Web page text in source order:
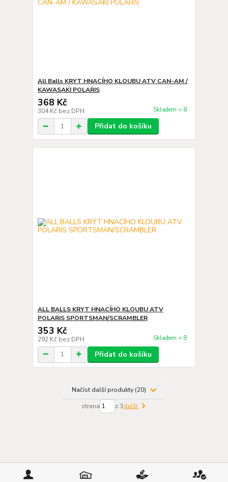
All Balls KRYT HNACÍHO KLOUBU ATV CAN-AM /
KAWASAKI POLARIS
368 Kč
304 Kč bez DPH Skladem > 8
Přidat do košíku
ALL BALLS KRYT HNACÍHO KLOUBU ATV
POLARIS SPORTSMAN/SCRAMBLER
353 Kč
292 Kč bez DPH Skladem > 8
Přidat do košíku
Načíst další produkty (20)
strana z 3další